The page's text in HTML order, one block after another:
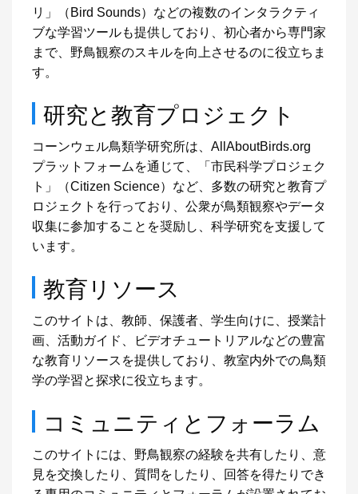
リ」（Bird Sounds）などの複数のインタラクティ
ブな学習ツールも提供しており、初心者から専門家
まで、野鳥観察のスキルを向上させるのに役立ちま
す。
研究と教育プロジェクト
コーンウェル鳥類学研究所は、AllAboutBirds.org
プラットフォームを通じて、「市民科学プロジェク
ト」（Citizen Science）など、多数の研究と教育プ
ロジェクトを行っており、公衆が鳥類観察やデータ
収集に参加することを奨励し、科学研究を支援して
います。
教育リソース
このサイトは、教師、保護者、学生向けに、授業計
画、活動ガイド、ビデオチュートリアルなどの豊富
な教育リソースを提供しており、教室内外での鳥類
学の学習と探求に役立ちます。
コミュニティとフォーラム
このサイトには、野鳥観察の経験を共有したり、意
見を交換したり、質問をしたり、回答を得たりでき